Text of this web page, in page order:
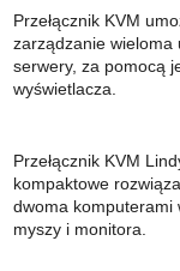
Przełącznik KVM
zarządzanie wieloma
serwery, za pomocą
wyświetlacza.
Przełącznik KVM
kompaktowe
dwoma komputerami
myszy i monitora.